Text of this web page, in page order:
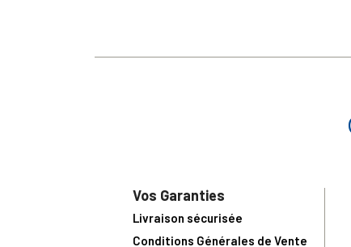
Vos Garanties
Livraison sécurisée
Conditions Générales de Vente